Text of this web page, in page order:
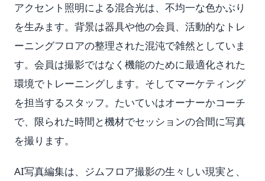
アクセント照明による混合光は、不均一な色かぶり
を生みます。背景は器具や他の会員、活動的なトレ
ーニングフロアの整理された混沌で雑然としていま
す。会員は撮影ではなく機能のために最適化された
環境でトレーニングします。そしてマーケティング
を担当するスタッフ。たいていはオーナーかコーチ
で、限られた時間と機材でセッションの合間に写真
を撮ります。
AI写真編集は、ジムフロア撮影の生々しい現実と、